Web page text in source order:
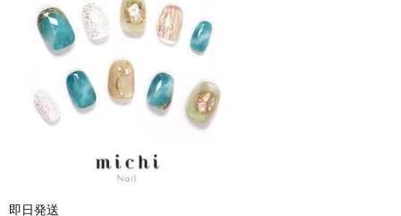
即日発送